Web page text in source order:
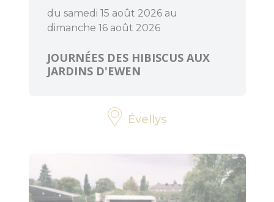
d'artistes
Médiathèques
du samedi 15 août 2026 au
dimanche 16 août 2026
JOURNÉES DES HIBISCUS AUX
JARDINS D'EWEN
Évellys